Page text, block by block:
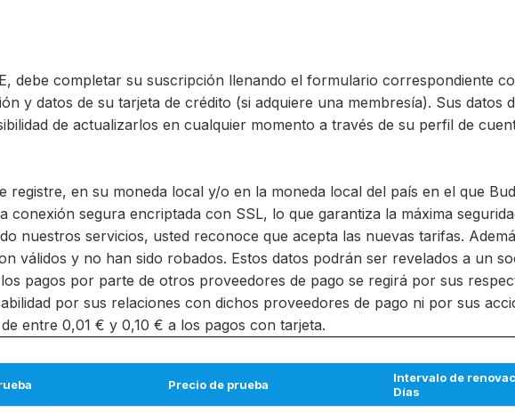
debe completar su suscripción llenando el formulario correspondiente
y datos de su tarjeta de crédito (si adquiere una membresía). Sus datos
de actualizarlos en cualquier momento a través de su perfil de
en su moneda local y/o en la moneda local del país en el que
conexión segura encriptada con SSL, lo que garantiza la máxima
nuestros servicios, usted reconoce que acepta las nuevas tarifas.
válidos y no han sido robados. Estos datos podrán ser revelados a un
pagos por parte de otros proveedores de pago se regirá por sus
por sus relaciones con dichos proveedores de pago ni por sus
entre 0,01 € y 0,10 € a los pagos con tarjeta.
Precio de prueba
Intervalo de
Días